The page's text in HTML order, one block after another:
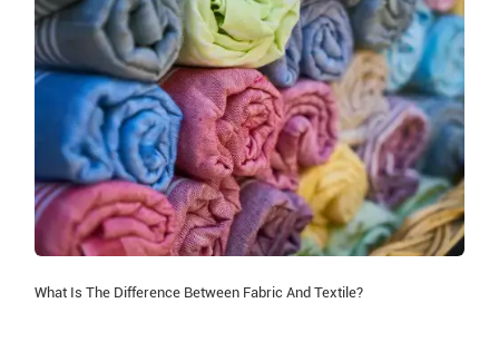
What Is The Difference Between Fabric And Textile?